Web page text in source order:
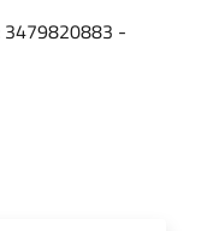
3479820883 -